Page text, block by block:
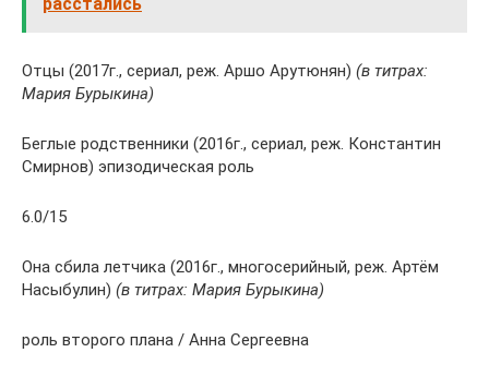
Отцы (2017г., сериал, реж. Аршо Арутюнян) (в титрах:
Мария Бурыкина)
Беглые родственники (2016г., сериал, реж. Константин
Смирнов) эпизодическая роль
6.0/15
Она сбила летчика (2016г., многосерийный, реж. Артём
Насыбулин) (в титрах: Мария Бурыкина)
роль второго плана / Анна Сергеевна